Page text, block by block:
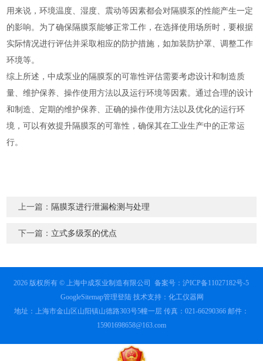
用来说，环境温度、湿度、震动等因素都会对隔膜泵的性能产生一定
的影响。为了确保隔膜泵能够正常工作，在选择使用场所时，要根据
实际情况进行评估并采取相应的防护措施，如加装防护罩、调整工作
环境等。
综上所述，中成泵业的隔膜泵的可靠性评估需要考虑设计和制造质
量、维护保养、操作使用方法以及运行环境等因素。通过合理的设计
和制造、定期的维护保养、正确的操作使用方法以及优化的运行环
境，可以有效提升隔膜泵的可靠性，确保其在工业生产中的正常运
行。
上一篇： 隔膜泵进行泄漏检测与处理
下一篇： 立式多级泵的优点
2026 版权所有 © 上海中成泵业制造有限公司备案号：沪ICP备11027182号-5
GoogleSitemap管理登陆 技术支持：化工仪器网
地址：上海市金山区山阳镇山德路303号5幢一层 传真：021-66290366 邮件：
15901698658@163.com